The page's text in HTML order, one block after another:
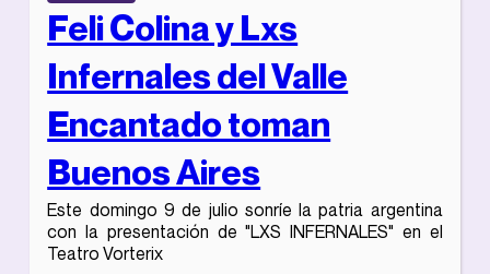
Feli Colina y Lxs
Infernales del Valle
Encantado toman
Buenos Aires
Este domingo 9 de julio sonríe la patria argentina
con la presentación de "LXS INFERNALES" en el
Teatro Vorterix